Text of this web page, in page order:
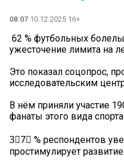
08:07 10.12.2025 16+
62 % футбольных
ужесточение лимита на
Это показал соцопрос,
исследовательским
В нём приняли участие
фанаты этого вида спорта
3⃣7⃣ % респондентов
простимулирует